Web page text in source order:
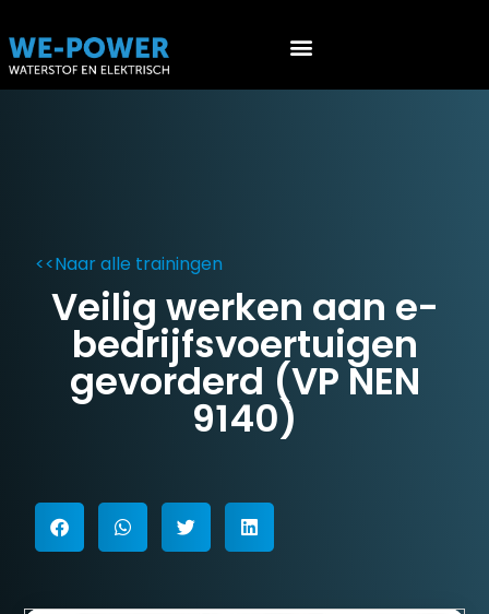
<<Naar alle trainingen
Veilig werken aan e-
bedrijfsvoertuigen
gevorderd (VP NEN
9140)